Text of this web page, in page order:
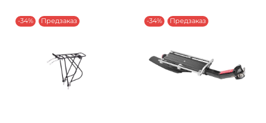
-34% Предзаказ -34% Предзаказ